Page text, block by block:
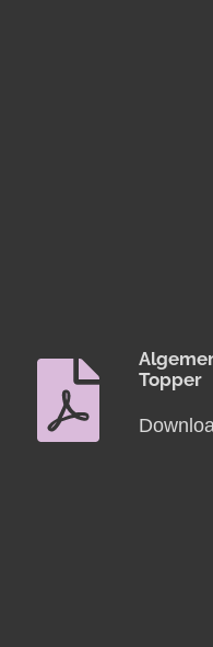
Topper